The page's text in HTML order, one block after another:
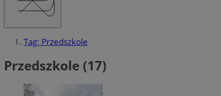
Tag: Przedszkole
Przedszkole (17)